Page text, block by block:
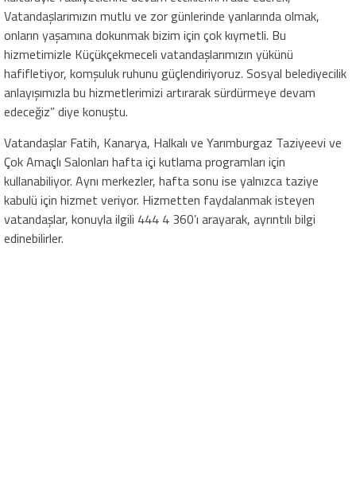
Vatandaşlarımızın mutlu ve zor günlerinde yanlarında olmak,
onların yaşamına dokunmak bizim için çok kıymetli. Bu
hizmetimizle Küçükçekmeceli vatandaşlarımızın yükünü
hafifletiyor, komşuluk ruhunu güçlendiriyoruz. Sosyal belediyecilik
anlayışımızla bu hizmetlerimizi artırarak sürdürmeye devam
edeceğiz” diye konuştu.
Vatandaşlar Fatih, Kanarya, Halkalı ve Yarımburgaz Taziyeevi ve
Çok Amaçlı Salonları hafta içi kutlama programları için
kullanabiliyor. Aynı merkezler, hafta sonu ise yalnızca taziye
kabulü için hizmet veriyor. Hizmetten faydalanmak isteyen
vatandaşlar, konuyla ilgili 444 4 360’ı arayarak, ayrıntılı bilgi
edinebilirler.